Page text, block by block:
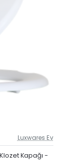
Güncel Fiyat
Yeni Ürün
Luxwares Ev
Kapağı -